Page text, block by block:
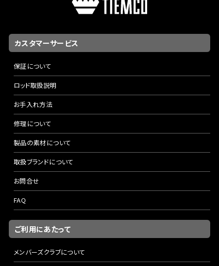
カスタマーサービス
保証について
ロッド取扱説明
お手入れ方法
修理について
製品の素材について
取扱ブランドについて
お問合せ
FAQ
ご利用にあたって
メンバーズクラブについて